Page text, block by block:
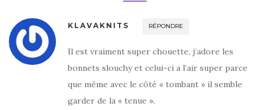
KLAVAKNITS RÉPONDRE
Il est vraiment super chouette, j’adore les
bonnets slouchy et celui-ci a l’air super parce
que même avec le côté « tombant » il semble
garder de la « tenue ».